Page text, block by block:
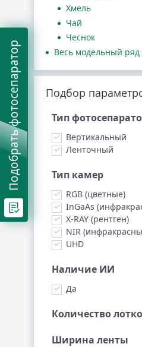
Хмель
Чай
Чеснок
Весь модельный ряд
Подбор
Тип
Вертикальный
Ленточный
Тип камер
RGB (цветные)
InGaAs
X-RAY (рентген)
NIR
UHD
Наличие ИИ
Да
Количество
Ширина ленты
Подобрать фотосепаратор